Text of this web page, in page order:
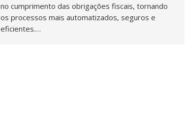
no cumprimento das obrigações fiscais, tornando
os processos mais automatizados, seguros e
eficientes.…